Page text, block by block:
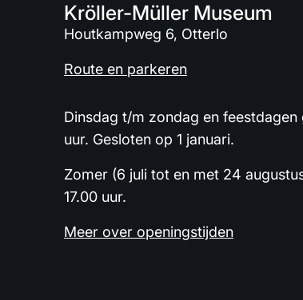
Kröller-Müller Museum
Houtkampweg 6, Otterlo
Route en parkeren
Dinsdag t/m zondag en feestdagen
uur. Gesloten op 1 januari.
Zomer (6 juli tot en met 24
17.00 uur.
Meer over openingstijden